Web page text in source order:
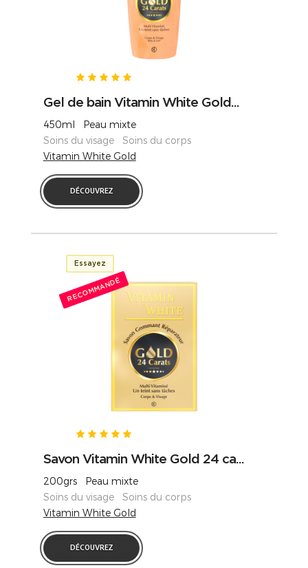
Gel de bain Vitamin White Gold...
450ml Peau mixte
Soins du visage Soins du corps
Vitamin White Gold
DÉCOUVREZ
Essayez
RECOMMANDÉ
Savon Vitamin White Gold 24 ca...
200grs Peau mixte
Soins du visage Soins du corps
Vitamin White Gold
DÉCOUVREZ